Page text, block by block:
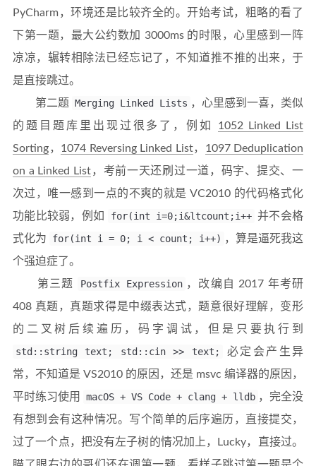
PyCharm，环境还是比较齐全的。开始考试，粗略的看了
下第一题，最大公约数加 3000ms 的时限，心里感到一阵
凉凉，辗转相除法已经忘记了，不知道推不推的出来，于
是直接跳过。
第二题 Merging Linked Lists ，心里感到一喜，类似
的题目题库里出现过很多了，例如 1052 Linked List
Sorting， 1074 Reversing Linked List， 1097 Deduplication
on a Linked List，考前一天还刷过一道，码字、提交、一
次过，唯一感到一点的不爽的就是 VC2010 的代码格式化
功能比较弱，例如
for(int i=0;i&ltcount;i++ 并不会格
式化为
for(int i = 0; i < count; i++) ，算是逼死我这
个强迫症了。
第三题
Postfix Expression ，改编自 2017 年考研
408 真题，真题求得是中缀表达式，题意很好理解，变形
的二叉树后续遍历，码字调试，但是只要执行到
std::string text; std::cin >> text;
必定会产生异
常，不知道是 VS2010 的原因，还是 msvc 编译器的原因，
平时练习使用
macOS + VS Code + clang + lldb ，完全没
有想到会有这种情况。写个简单的后序遍历，直接提交，
过了一个点，把没有左子树的情况加上，Lucky，直接过。